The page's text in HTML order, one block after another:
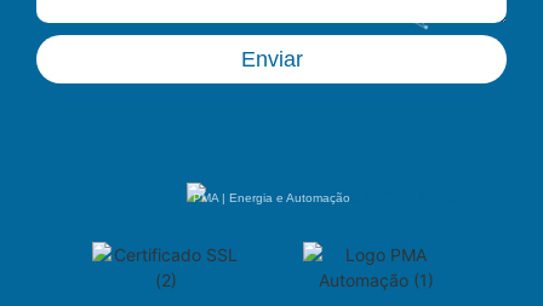
Enviar
PMA | Energia e Automação